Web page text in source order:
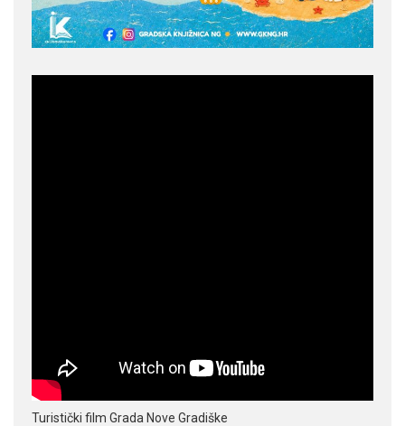
Turistički film Grada Nove Gradiške